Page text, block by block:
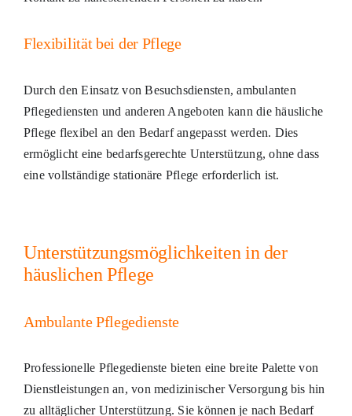
Flexibilität bei der Pflege
Durch den Einsatz von Besuchsdiensten, ambulanten
Pflegediensten und anderen Angeboten kann die häusliche
Pflege flexibel an den Bedarf angepasst werden. Dies
ermöglicht eine bedarfsgerechte Unterstützung, ohne dass
eine vollständige stationäre Pflege erforderlich ist.
Unterstützungsmöglichkeiten in der
häuslichen Pflege
Ambulante Pflegedienste
Professionelle Pflegedienste bieten eine breite Palette von
Dienstleistungen an, von medizinischer Versorgung bis hin
zu alltäglicher Unterstützung. Sie können je nach Bedarf